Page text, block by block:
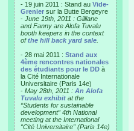
- 19 juin 2011 : Stand au Vide-
Grenier sur la Butte Bergeyre
- June 19th, 2011 : Gilliane
and Fanny are Alofa Tuvalu
booth keepers in the context
ofthe hill back yard sale
- 28 mai 2011 : Stand aux
4ème rencontres nationales
des étudiants pour le DD à
la Cité Internationale
Universitaire (Paris 14e)
- May 28th, 2011 : An Alofa
Tuvalu exhibit at the
“Students for sustainable
development” 4th National
meeting at the International
“Cité Universitaire” (Paris 14e)